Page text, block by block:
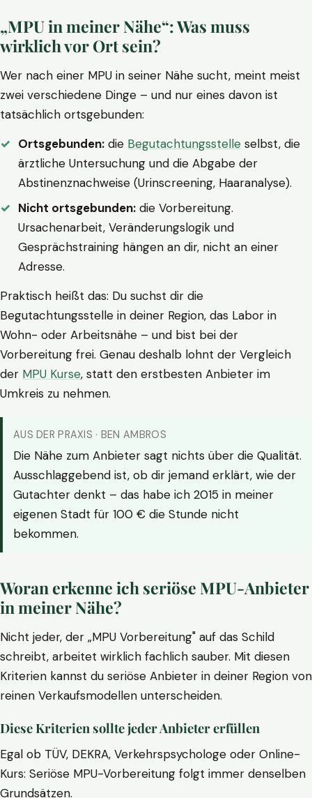
„MPU in meiner Nähe“: Was muss
wirklich vor Ort sein?
Wer nach einer MPU in seiner Nähe sucht, meint meist
zwei verschiedene Dinge – und nur eines davon ist
tatsächlich ortsgebunden:
Ortsgebunden: die Begutachtungsstelle selbst, die
ärztliche Untersuchung und die Abgabe der
Abstinenznachweise (Urinscreening, Haaranalyse).
Nicht ortsgebunden: die Vorbereitung.
Ursachenarbeit, Veränderungslogik und
Gesprächstraining hängen an dir, nicht an einer
Adresse.
Praktisch heißt das: Du suchst dir die
Begutachtungsstelle in deiner Region, das Labor in
Wohn- oder Arbeitsnähe – und bist bei der
Vorbereitung frei. Genau deshalb lohnt der Vergleich
der MPU Kurse, statt den erstbesten Anbieter im
Umkreis zu nehmen.
AUS DER PRAXIS · BEN AMBROS
Die Nähe zum Anbieter sagt nichts über die Qualität.
Ausschlaggebend ist, ob dir jemand erklärt, wie der
Gutachter denkt – das habe ich 2015 in meiner
eigenen Stadt für 100 € die Stunde nicht
bekommen.
Woran erkenne ich seriöse MPU-Anbieter
in meiner Nähe?
Nicht jeder, der „MPU Vorbereitung" auf das Schild
schreibt, arbeitet wirklich fachlich sauber. Mit diesen
Kriterien kannst du seriöse Anbieter in deiner Region von
reinen Verkaufsmodellen unterscheiden.
Diese Kriterien sollte jeder Anbieter erfüllen
Egal ob TÜV, DEKRA, Verkehrspsychologe oder Online-
Kurs: Seriöse MPU-Vorbereitung folgt immer denselben
Grundsätzen.